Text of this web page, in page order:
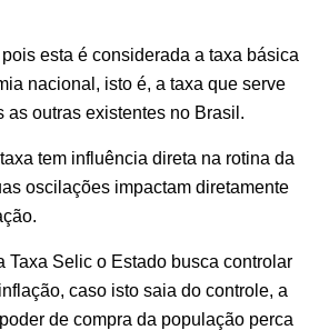
esta é considerada a taxa básica
nacional, isto é, a taxa que serve
as outras existentes no Brasil.
tem influência direta na rotina da
oscilações impactam diretamente
Taxa Selic o Estado busca controlar
caso isto saia do controle, a
de compra da população perca